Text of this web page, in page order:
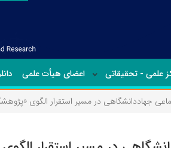
علمی - تحقیقاتی اعضای هیأت علمی
جهاددانشگاهی در مسیر استقرار الگوی